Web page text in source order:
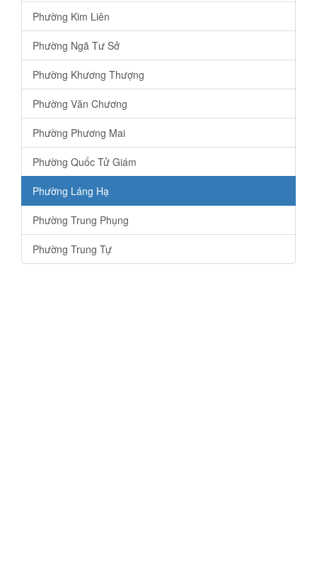
Phường Kim Liên
Phường Ngã Tư Sở
Phường Khương Thượng
Phường Văn Chương
Phường Phương Mai
Phường Quốc Tử Giám
Phường Láng Hạ
Phường Trung Phụng
Phường Trung Tự